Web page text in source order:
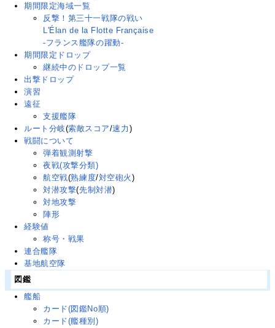
期間限定海域一覧
反撃！第三十一戦隊の戦い
L'Élan de la Flotte Française
-フランス艦隊の躍動-
期間限定ドロップ
継続中のドロップ一覧
出撃ドロップ
演習
遠征
支援艦隊
ルート分岐(索敵スコア/速力 )
戦闘について
弾着観測射撃
夜戦(攻撃分類)
航空戦(熟練度/対空砲火 )
対潜攻撃(先制対潜)
対地攻撃
陣形
経験値
称号・戦果
連合艦隊
基地航空隊
図鑑
艦船
カード(図鑑No順)
カード(艦種別)